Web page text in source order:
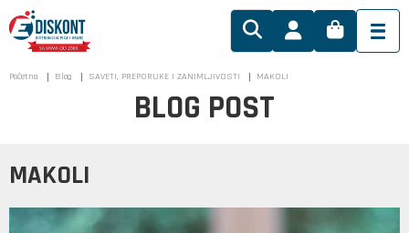
Početna Blog SAVETI, PREPORUKE I ZANIMLJIVOSTI MAKOLI
BLOG POST
MAKOLI